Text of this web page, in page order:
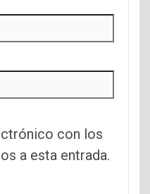
con los
a esta entrada.